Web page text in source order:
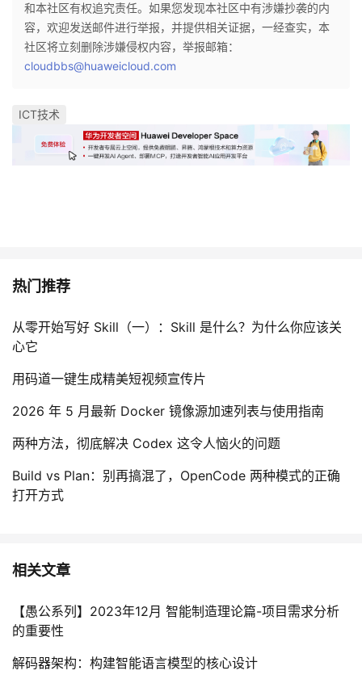
和本社区有权追究责任。如果您发现本社区中有涉嫌抄袭的内
容，欢迎发送邮件进行举报，并提供相关证据，一经查实，本
社区将立刻删除涉嫌侵权内容，举报邮箱：
cloudbbs@huaweicloud.com
ICT技术
热门推荐
从零开始写好 Skill（一）：Skill 是什么？为什么你应该关
心它
用码道一键生成精美短视频宣传片
2026 年 5 月最新 Docker 镜像源加速列表与使用指南
两种方法，彻底解决 Codex 这令人恼火的问题
Build vs Plan：别再搞混了，OpenCode 两种模式的正确
打开方式
相关文章
【愚公系列】2023年12月 智能制造理论篇-项目需求分析
的重要性
解码器架构：构建智能语言模型的核心设计